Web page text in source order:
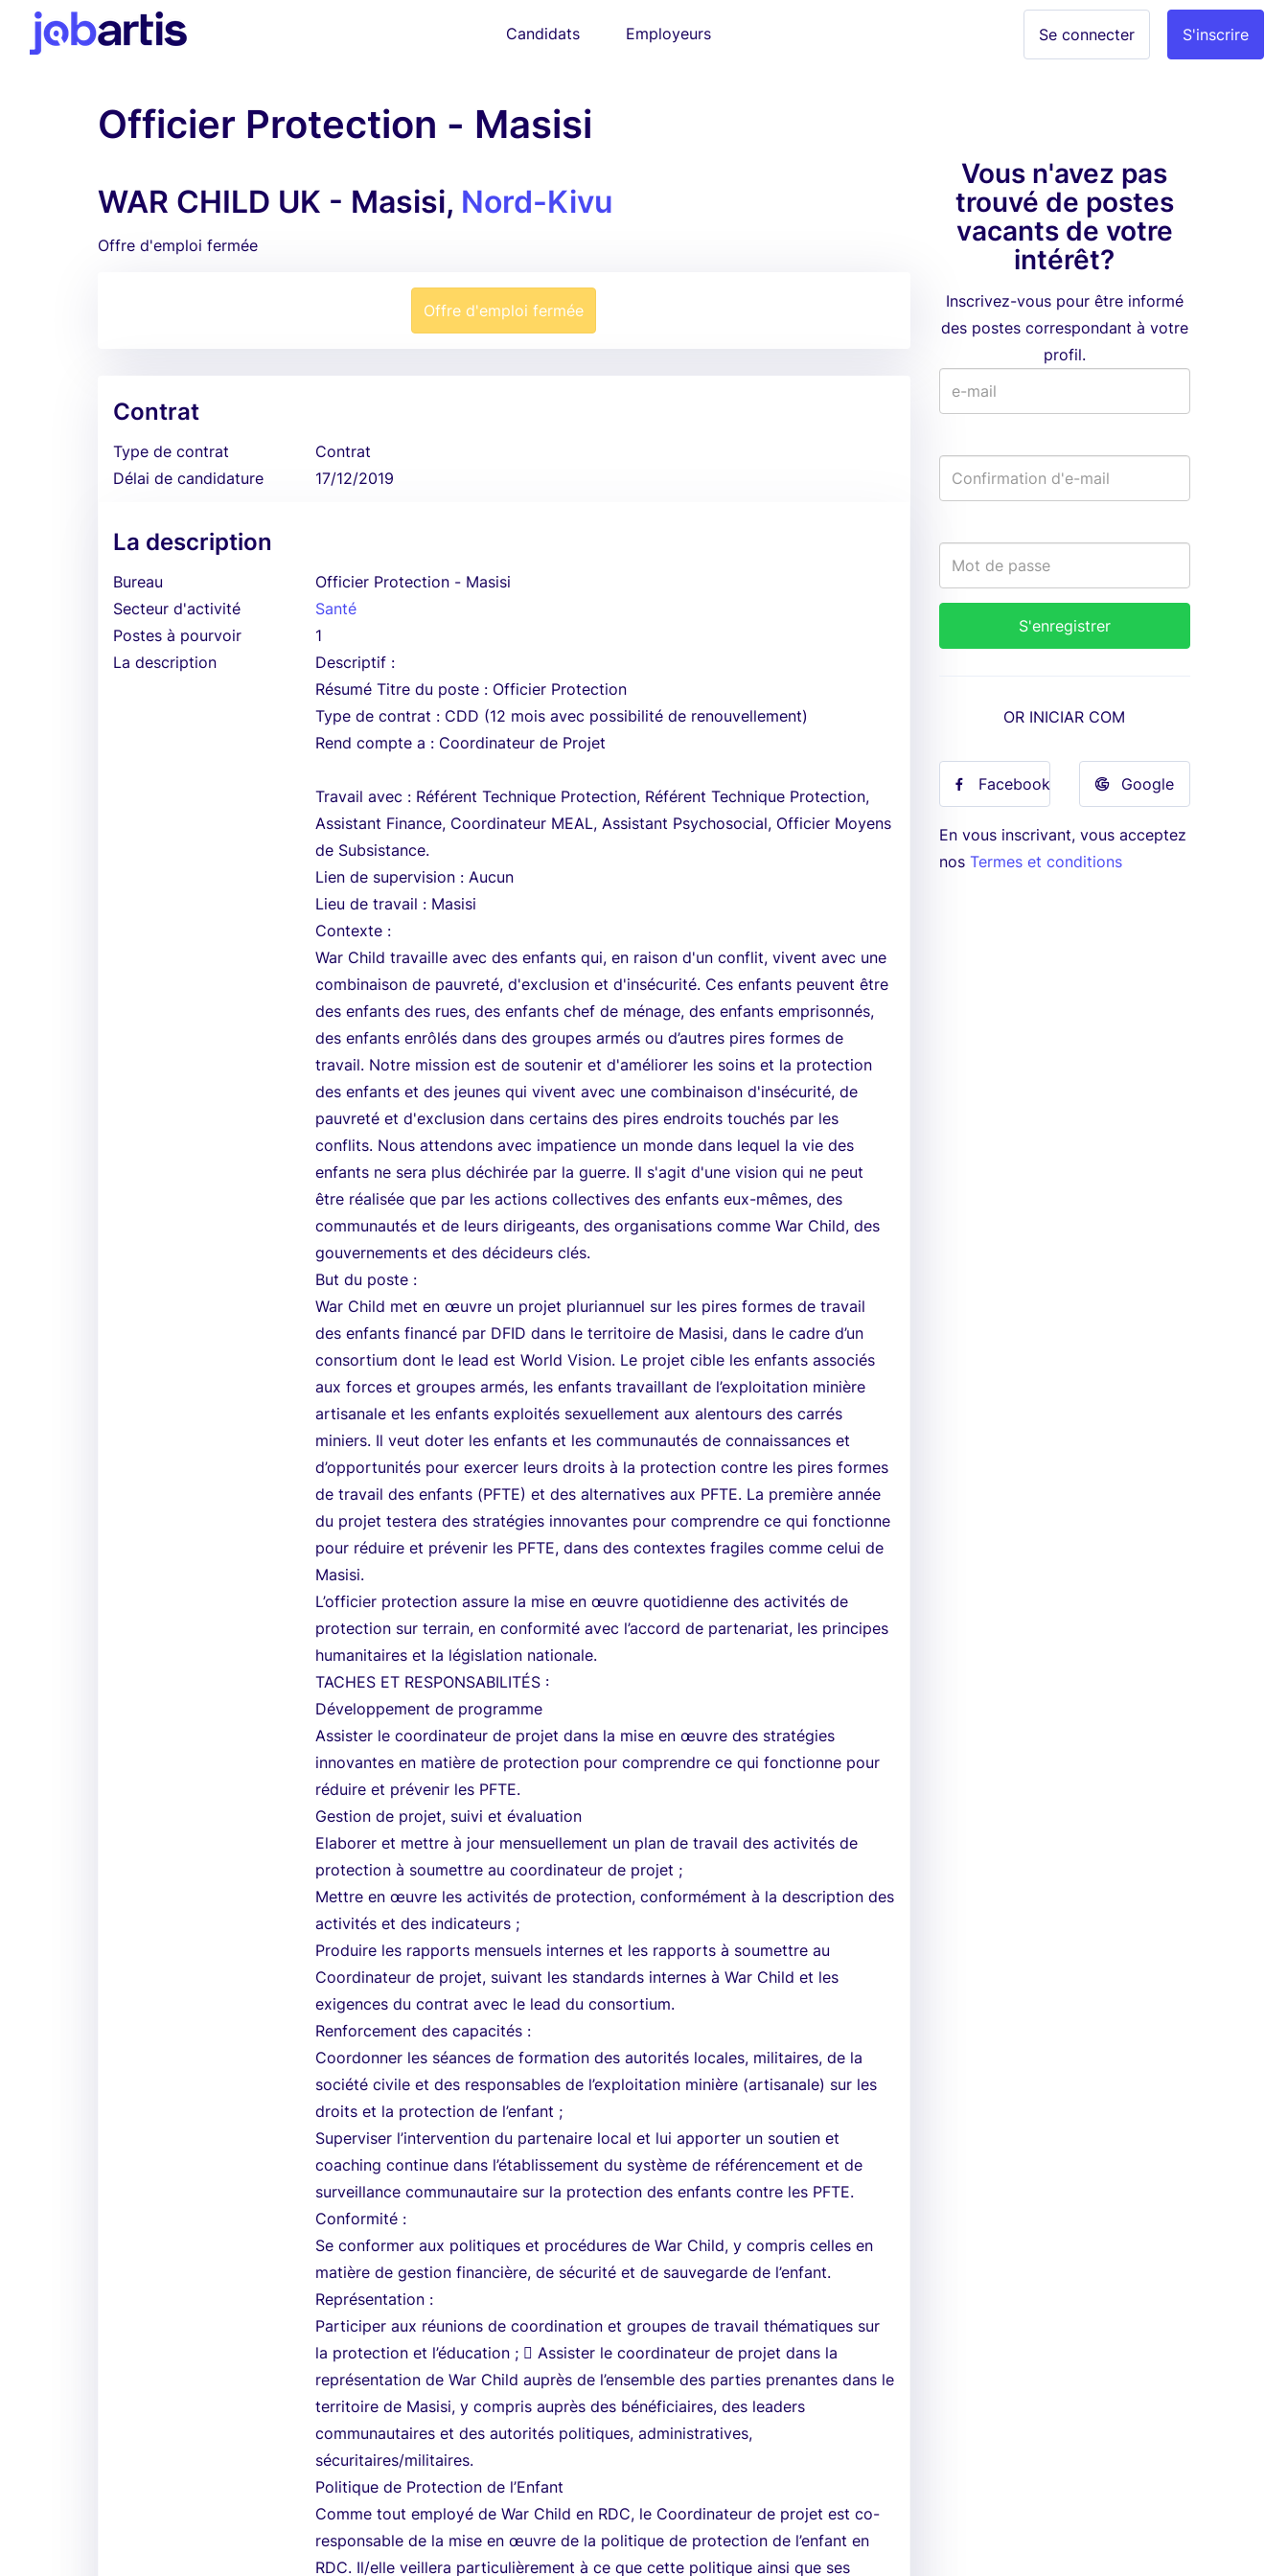
Candidats Employeurs S'inscrire
Se connecter
Officier Protection - Masisi
WAR CHILD UK - Masisi, Nord-Kivu
Offre d'emploi fermée
Offre d'emploi fermée
Contrat
Type de contrat
Contrat
Délai de candidature
17/12/2019
La description
Bureau
Officier Protection - Masisi
Secteur d'activité
Santé
Postes à pourvoir
1
La description
Descriptif :
Résumé Titre du poste : Officier Protection
Type de contrat : CDD (12 mois avec possibilité de renouvellement)
Rend compte a : Coordinateur de Projet
Travail avec : Référent Technique Protection, Référent Technique Protection,
Assistant Finance, Coordinateur MEAL, Assistant Psychosocial, Officier Moyens
de Subsistance.
Lien de supervision : Aucun
Lieu de travail : Masisi
Contexte :
War Child travaille avec des enfants qui, en raison d'un conflit, vivent avec une
combinaison de pauvreté, d'exclusion et d'insécurité. Ces enfants peuvent être
des enfants des rues, des enfants chef de ménage, des enfants emprisonnés,
des enfants enrôlés dans des groupes armés ou d’autres pires formes de
travail. Notre mission est de soutenir et d'améliorer les soins et la protection
des enfants et des jeunes qui vivent avec une combinaison d'insécurité, de
pauvreté et d'exclusion dans certains des pires endroits touchés par les
conflits. Nous attendons avec impatience un monde dans lequel la vie des
enfants ne sera plus déchirée par la guerre. Il s'agit d'une vision qui ne peut
être réalisée que par les actions collectives des enfants eux-mêmes, des
communautés et de leurs dirigeants, des organisations comme War Child, des
gouvernements et des décideurs clés.
But du poste :
War Child met en œuvre un projet pluriannuel sur les pires formes de travail
des enfants financé par DFID dans le territoire de Masisi, dans le cadre d’un
consortium dont le lead est World Vision. Le projet cible les enfants associés
aux forces et groupes armés, les enfants travaillant de l’exploitation minière
artisanale et les enfants exploités sexuellement aux alentours des carrés
miniers. Il veut doter les enfants et les communautés de connaissances et
d’opportunités pour exercer leurs droits à la protection contre les pires formes
de travail des enfants (PFTE) et des alternatives aux PFTE. La première année
du projet testera des stratégies innovantes pour comprendre ce qui fonctionne
pour réduire et prévenir les PFTE, dans des contextes fragiles comme celui de
Masisi.
L’officier protection assure la mise en œuvre quotidienne des activités de
protection sur terrain, en conformité avec l’accord de partenariat, les principes
humanitaires et la législation nationale.
TACHES ET RESPONSABILITÉS :
Développement de programme
Assister le coordinateur de projet dans la mise en œuvre des stratégies
innovantes en matière de protection pour comprendre ce qui fonctionne pour
réduire et prévenir les PFTE.
Gestion de projet, suivi et évaluation
Elaborer et mettre à jour mensuellement un plan de travail des activités de
protection à soumettre au coordinateur de projet ;
Mettre en œuvre les activités de protection, conformément à la description des
activités et des indicateurs ;
Produire les rapports mensuels internes et les rapports à soumettre au
Coordinateur de projet, suivant les standards internes à War Child et les
exigences du contrat avec le lead du consortium.
Renforcement des capacités :
Coordonner les séances de formation des autorités locales, militaires, de la
société civile et des responsables de l’exploitation minière (artisanale) sur les
droits et la protection de l’enfant ;
Superviser l’intervention du partenaire local et lui apporter un soutien et
coaching continue dans l’établissement du système de référencement et de
surveillance communautaire sur la protection des enfants contre les PFTE.
Conformité :
Se conformer aux politiques et procédures de War Child, y compris celles en
matière de gestion financière, de sécurité et de sauvegarde de l’enfant.
Représentation :
Participer aux réunions de coordination et groupes de travail thématiques sur
la protection et l’éducation ;  Assister le coordinateur de projet dans la
représentation de War Child auprès de l’ensemble des parties prenantes dans le
territoire de Masisi, y compris auprès des bénéficiaires, des leaders
communautaires et des autorités politiques, administratives,
sécuritaires/militaires.
Politique de Protection de l’Enfant
Comme tout employé de War Child en RDC, le Coordinateur de projet est co-
responsable de la mise en œuvre de la politique de protection de l’enfant en
RDC. Il/elle veillera particulièrement à ce que cette politique ainsi que ses
Vous n'avez pas
trouvé de postes
vacants de votre
intérêt?
Inscrivez-vous pour être informé
des postes correspondant à votre
profil.
OR INICIAR COM
Facebook Google
En vous inscrivant, vous acceptez
nos Termes et conditions